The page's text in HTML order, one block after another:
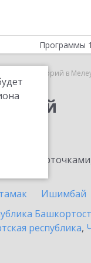
Программы
1С:Лекторий в
Ишимбай
республика,